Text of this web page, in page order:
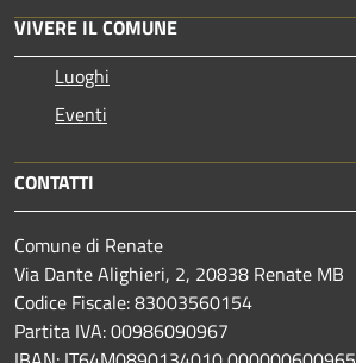
VIVERE IL COMUNE
Luoghi
Eventi
CONTATTI
Comune di Renate
Via Dante Alighieri, 2, 20838 Renate MB
Codice Fiscale: 83003560154
Partita IVA: 00986090967